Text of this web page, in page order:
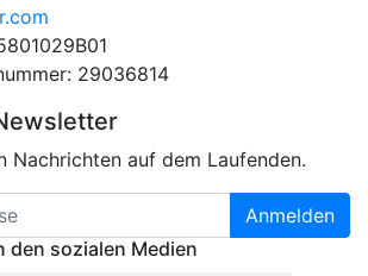
29036814
Nachrichten auf dem Laufenden.
Anmelden
den sozialen Medien